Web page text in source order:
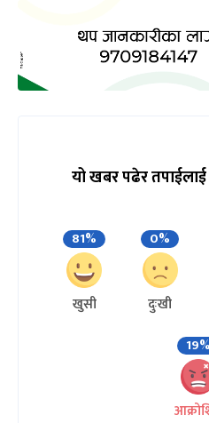
यो खबर पढेर
81%
खुसी
0%
दुःखी
19%